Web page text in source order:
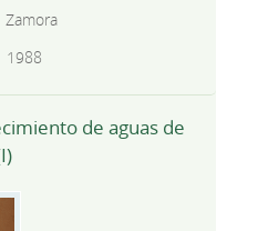
Zamora
1988
de aguas de